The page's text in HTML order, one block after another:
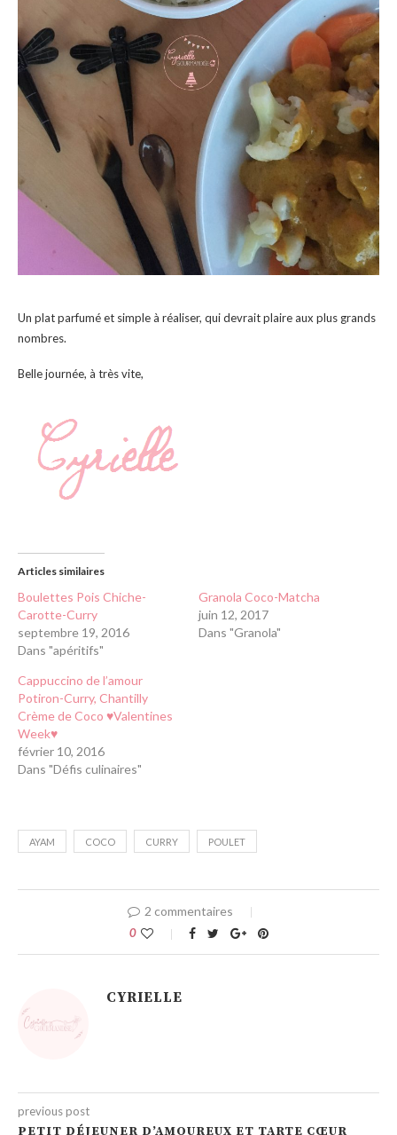
Un plat parfumé et simple à réaliser, qui devrait plaire aux plus grands
nombres.
Belle journée, à très vite,
Articles similaires
Boulettes Pois Chiche-
Carotte-Curry
septembre 19, 2016
Dans "apéritifs"
Granola Coco-Matcha
juin 12, 2017
Dans "Granola"
Cappuccino de l’amour
Potiron-Curry, Chantilly
Crème de Coco ♥Valentines
Week♥
février 10, 2016
Dans "Défis culinaires"
AYAM COCO CURRY POULET
2 commentaires
0
CYRIELLE
previous post
PETIT DÉJEUNER D’AMOUREUX ET TARTE CŒUR